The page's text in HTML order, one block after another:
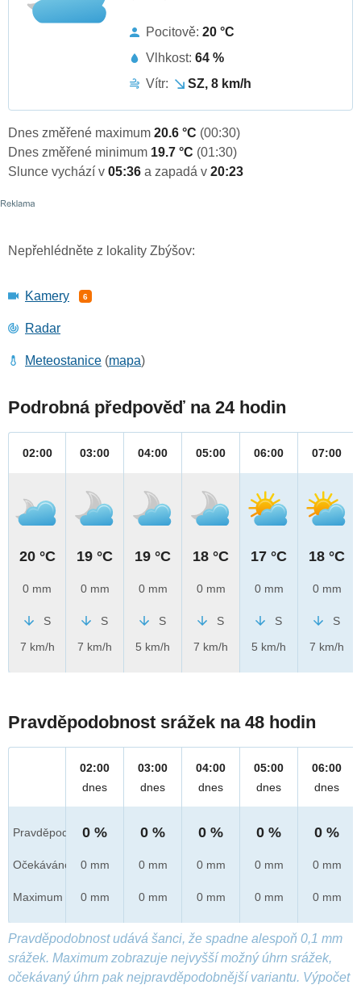
Pocitově: 20 °C
Vlhkost: 64 %
Vítr:
SZ, 8 km/h
Dnes změřené maximum 20.6 °C (00:30)
Dnes změřené minimum 19.7 °C (01:30)
Slunce vychází v 05:36 a zapadá v 20:23
Nepřehlédněte z lokality Zbýšov:
Kamery 6
Radar
Meteostanice (mapa)
Podrobná předpověď na 24 hodin
02:00
20 °C
0 mm
S
7 km/h
03:00
19 °C
0 mm
S
7 km/h
04:00
19 °C
0 mm
S
5 km/h
05:00
18 °C
0 mm
S
7 km/h
06:00
17 °C
0 mm
S
5 km/h
07:00
18 °C
0 mm
S
7 km/h
Pravděpodobnost srážek na 48 hodin
Pravděpod.
Očekáváno
Maximum
02:00
dnes
0 %
0 mm
0 mm
03:00
dnes
0 %
0 mm
0 mm
04:00
dnes
0 %
0 mm
0 mm
05:00
dnes
0 %
0 mm
0 mm
06:00
dnes
0 %
0 mm
0 mm
Pravděpodobnost udává šanci, že spadne alespoň 0,1 mm
srážek. Maximum zobrazuje nejvyšší možný úhrn srážek,
očekávaný úhrn pak nejpravděpodobnější variantu. Výpočet